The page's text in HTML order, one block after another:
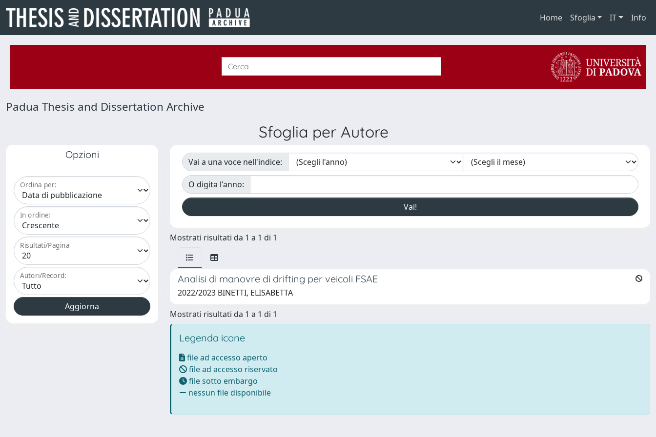
Home Sfoglia IT Info
Padua Thesis and Dissertation Archive
Sfoglia per Autore
Opzioni
Ordina per:
In ordine:
Risultati/Pagina
Autori/Record:
Vai a una voce nell'indice:
O digita l'anno:
Mostrati risultati da 1 a 1 di 1
Analisi di manovre di drifting per veicoli FSAE
2022/2023 BINETTI, ELISABETTA
Mostrati risultati da 1 a 1 di 1
Legenda icone
file ad accesso aperto
file ad accesso riservato
file sotto embargo
nessun file disponibile